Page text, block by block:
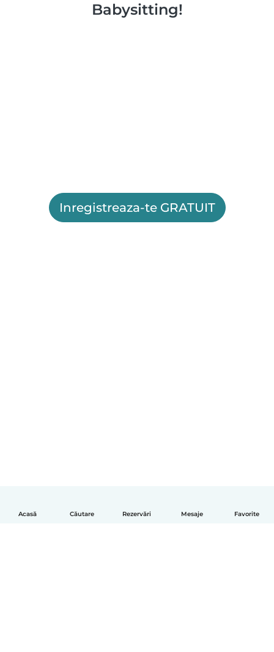
Acasă Căutare Rezervări Mesaje Favorite
Babysitting!
Inregistreaza-te GRATUIT